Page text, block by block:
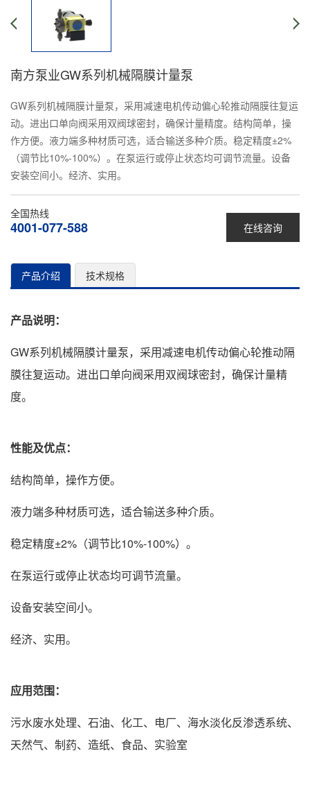
南方泵业GW系列机械隔膜计量泵
GW系列机械隔膜计量泵，采用减速电机传动偏心轮推动隔膜往复运
动。进出口单向阀采用双阀球密封，确保计量精度。结构简单，操
作方便。液力端多种材质可选，适合输送多种介质。稳定精度±2%
（调节比10%-100%）。在泵运行或停止状态均可调节流量。设备
安装空间小。经济、实用。
在线咨询
全国热线
4001-077-588
产品介绍 技术规格
产品说明：
GW系列机械隔膜计量泵，采用减速电机传动偏心轮推动隔
膜往复运动。进出口单向阀采用双阀球密封，确保计量精
度。
性能及优点：
结构简单，操作方便。
液力端多种材质可选，适合输送多种介质。
稳定精度±2%（调节比10%-100%）。
在泵运行或停止状态均可调节流量。
设备安装空间小。
经济、实用。
应用范围：
污水废水处理、石油、化工、电厂、海水淡化反渗透系统、
天然气、制药、造纸、食品、实验室